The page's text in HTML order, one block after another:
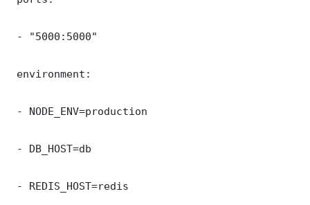
- "5000:5000"
environment:
- NODE_ENV=production
- DB_HOST=db
- REDIS_HOST=redis